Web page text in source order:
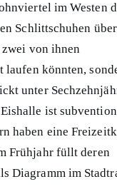
im Westen
Schlittschuhen
zwei von ihnen
laufen könnten,
unter
ist
haben eine
Frühjahr füllt deren
Diagramm im